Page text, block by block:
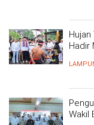
Hadir
Wakil